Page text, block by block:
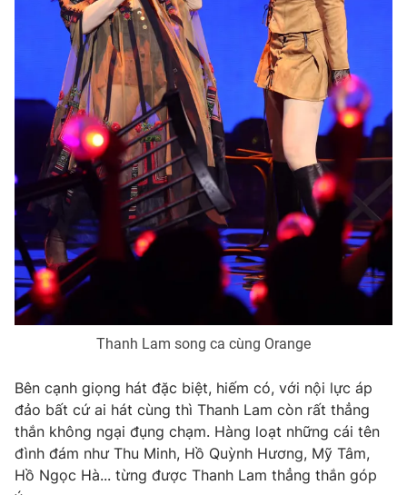
Chuyên mục khác
Emagazine Podcast
Photo Infographic
Video Shorts video
VTV Money VTV Thể thao
VTV Sức khoẻ Bất động sản
Thị trường 24h Tấm lòng Việt
VTV9 VTV8
Liên hệ tòa soạn English
Thanh Lam song ca cùng Orange
Bên cạnh giọng hát đặc biệt, hiếm có, với nội lực áp
đảo bất cứ ai hát cùng thì Thanh Lam còn rất thẳng
thắn không ngại đụng chạm. Hàng loạt những cái tên
đình đám như Thu Minh, Hồ Quỳnh Hương, Mỹ Tâm,
Hồ Ngọc Hà... từng được Thanh Lam thẳng thắn góp